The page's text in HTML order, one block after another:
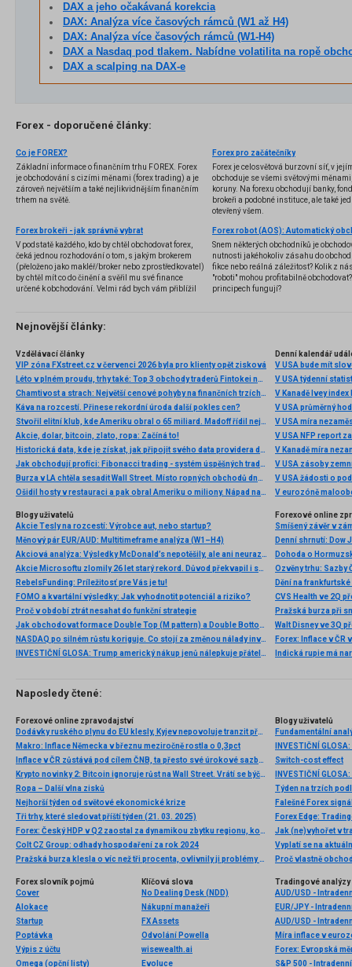
DAX a jeho očakávaná korekcia
DAX: Analýza více časových rámců (W1 až H4)
DAX: Analýza více časových rámců (W1-H4)
DAX a Nasdaq pod tlakem. Nabídne volatilita na ropě
DAX a scalping na DAX-e
Forex - doporučené články:
Co je FOREX?
Základní informace o finančním trhu FOREX. Forex
je obchodování s cizími měnami (forex trading) a je
zároveň největším a také nejlikvidnějším finančním
trhem na světě.
Forex pro začátečníky
Forex je celosvětová burzovní síť, v
obchoduje se všemi světovými
koruny. Na forexu obchodují banky,
brokeři a podobné instituce, ale také
otevřený všem.
Forex brokeři - jak správně vybrat
V podstatě každého, kdo by chtěl obchodovat forex,
čeká jednou rozhodování o tom, s jakým brokerem
(přeloženo jako makléř/broker nebo zprostředkovatel)
by chtěl mít co do činění a svěřil mu své finance
určené k obchodování. Velmi rád bych vám přiblížil
několik příkladů nejznámějších z nich.
Snem některých obchodníků je
nutnosti jakéhokoliv zásahu do
fikce nebo reálná záležitost? Kolik z
"roboti" mohou profitabilně
principech fungují?
Nejnovější články:
Vzdělávací články
VIP zóna FXstreet.cz v červenci 2026 byla pro klienty opět zisková
Léto v plném proudu, trhy také: Top 3 obchody traderů Fintokei na indexech a zlatě
Chamtivost a strach: Největší cenové pohyby na finančních trzích (červenec 2026)
Káva na rozcestí. Přinese rekordní úroda další pokles cen?
Stvořil elitní klub, kde Ameriku obral o 65 miliard. Madoff řídil největší Ponzi dějin
Akcie, dolar, bitcoin, zlato, ropa: Začíná to!
Historická data, kde je získat, jak připojit svého data providera do MultiCharts a proč je budeme potřebovat? (4. díl)
Jak obchodují profíci: Fibonacci trading - systém úspěšných traderů
Burza v LA chtěla sesadit Wall Street. Místo ropných obchodů dnes místem duní basy
Ošidil hosty v restauraci a pak obral Ameriku o miliony. Nápad na obří podvod dostal Ponzi náhodou
Denní kalendář
V USA bude mít
V USA týdenní
V Kanadě Ivey index
V USA průměrný
V USA míra
V USA NFP report
V Kanadě míra
V USA zásoby
V USA žádosti o
V eurozóně
Blogy uživatelů
Akcie Tesly na rozcestí: Výrobce aut, nebo startup?
Měnový pár EUR/AUD: Multitimeframe analýza (W1–H4)
Akciová analýza: Výsledky McDonald’s nepotěšily, ale ani neurazily. Jakou vizi společnost prezentovala?
Akcie Microsoftu zlomily 26 let starý rekord. Důvod překvapil i samotné investory
RebelsFunding: Príležitosť pre Vás je tu!
FOMO a kvartální výsledky: Jak vyhodnotit potenciál a riziko?
Proč v období ztrát nesahat do funkční strategie
Jak obchodovat formace Double Top (M pattern) a Double Bottom (W pattern)
NASDAQ po silném růstu koriguje. Co stojí za změnou nálady investorů?
INVESTIČNÍ GLOSA: Trump americký nákup jenů nálepkuje přátelstvím. Pravda je jinde
Forexové online
Smíšený závěr v
Dohoda o
Pražská burza při
Naposledy čtené:
Forexové online zpravodajství
Dodávky ruského plynu do EU klesly, Kyjev nepovoluje tranzit přes Sochranovku
Makro: Inflace Německa v březnu meziročně rostla o 0,3pct
Inflace v ČR zůstává pod cílem ČNB, ta přesto své úrokové sazby snižovat nebude. Obává se inflačních tlaků ve službách a obecněji v jádrových položkách
Krypto novinky 2: Bitcoin ignoruje růst na Wall Street. Vrátí se býčí trh kryptoměn?
Ropa – Další vlna zisků
Nejhorší týden od světové ekonomické krize
Tři trhy, které sledovat příští týden (21. 03. 2025)
Forex: Český HDP v Q2 zaostal za dynamikou zbytku regionu, koruna nereagovala
Colt CZ Group: odhady hospodaření za rok 2024
Pražská burza klesla o víc než tři procenta, ovlivnily ji problémy Credit Suisse
Blogy uživatelů
Fundamentální
Switch-cost effect
Týden na trzích
Falešné Forex
Forex Edge:
Jak (ne)vyhořet v
Vyplatí se na
Proč vlastně
Forex slovník pojmů
Cover
Alokace
Startup
Poptávka
Výpis z účtu
Omega (opční listy)
Klíčová slova
No Dealing Desk (NDD)
Nákupní manažeři
FX Assets
Odvolání Powella
wisewealth.ai
Evoluce
Tradingové analýzy
AUD/USD -
EUR/JPY -
AUD/USD -
Míra inflace v
Forex: Evropská
S&P 500 -